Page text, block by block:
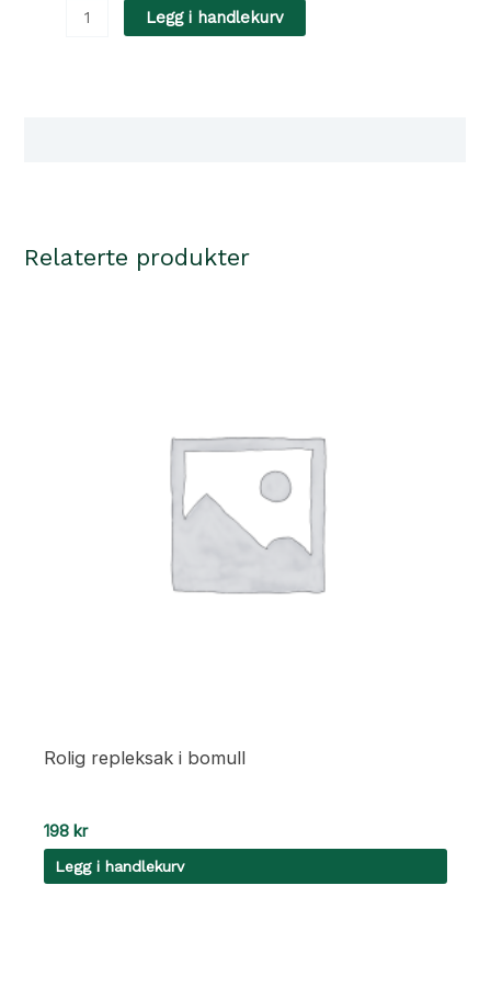
Legg i handlekurv
Relaterte produkter
Rolig repleksak i bomull
198 kr
Legg i handlekurv